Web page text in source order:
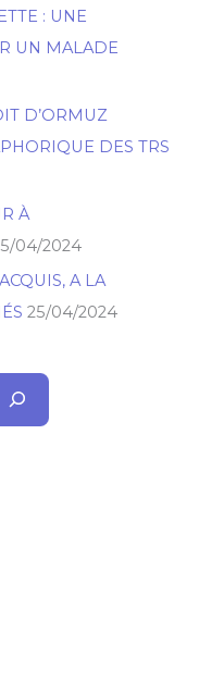
: UNE
UN MALADE
D’ORMUZ
DES TRS
À
04/2024
A LA
25/04/2024